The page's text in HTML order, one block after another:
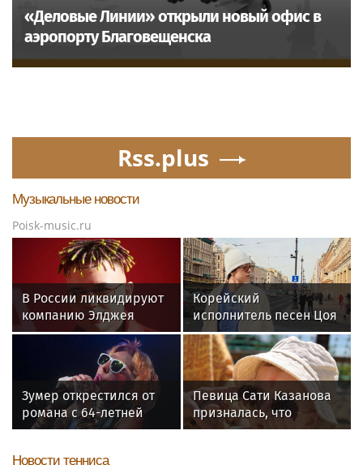
«Деловые Линии» открыли новый офис в
аэропорту Благовещенска
Rss.plus
Музыкальные новости
Poisk-music.ru
В России ликвидируют
компанию Элджея
Корейский
исполнитель песен Цоя
Сон Вон Соп захотел
пожить в Нижнем
Новгороде
Зумер открестился от
романа с 64-летней
Жанной Агузаровой
Певица Сати Казанова
призналась, что
назвала дочь в честь
Новости тенниса